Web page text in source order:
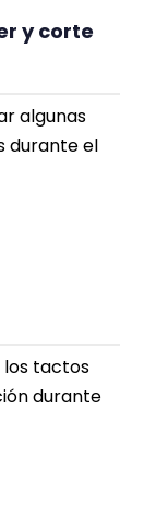
y corte
algunas
durante el
los tactos
durante